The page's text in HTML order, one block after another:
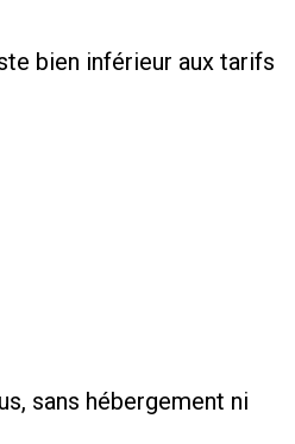
bien inférieur aux tarifs
sans hébergement ni